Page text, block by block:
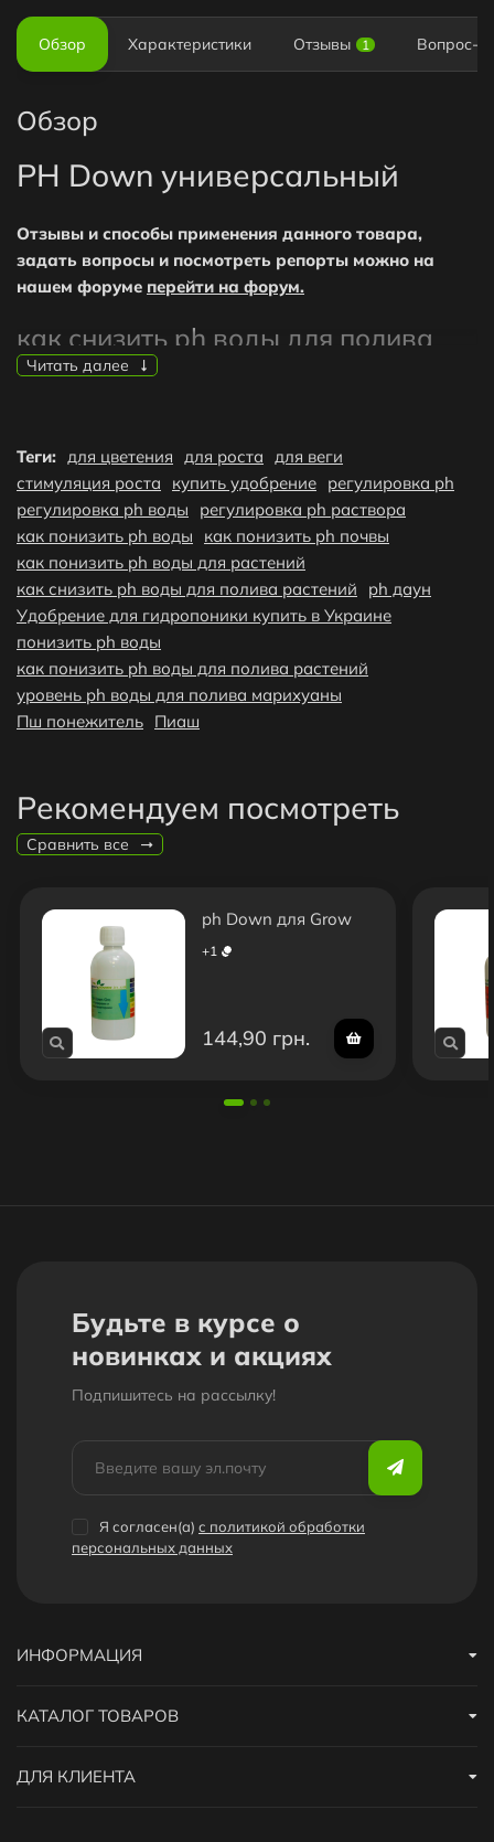
Обзор Характеристики Отзывы 1 Вопрос-
Обзор
PH Down универсальный
Отзывы и способы применения данного товара,
задать вопросы и посмотреть репорты можно на
нашем форуме перейти на форум.
как снизить ph воды для полива
растений
он более стабилен. Данный раствор подходит для всех
стадий роста растения, как для вегетативной стадии так
и для цветения растения.
Читать далее
Теги: для цветения для роста для веги
стимуляция роста
купить удобрение регулировка ph
регулировка ph воды
регулировка ph раствора
как понизить ph воды
как понизить ph почвы
как понизить ph воды для растений
как снизить ph воды для полива растений
ph даун
Удобрение для гидропоники купить в Украине
понизить ph воды
как понизить ph воды для полива растений
уровень ph воды для полива марихуаны
Пш понежитель Пиаш
Рекомендуем посмотреть
Сравнить все
ph Down для Grow
+1
144,90 грн.
Будьте в курсе о
новинках и акциях
Подпишитесь на рассылкy!
Я согласен(a) с политикой обработки
персональных данных
ИНФОРМАЦИЯ
КАТАЛОГ ТОВАРОВ
ДЛЯ КЛИЕНТА